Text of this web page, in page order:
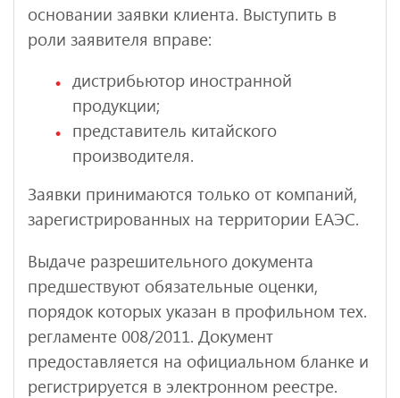
основании заявки клиента. Выступить в
роли заявителя вправе:
дистрибьютор иностранной
продукции;
представитель китайского
производителя.
Заявки принимаются только от компаний,
зарегистрированных на территории ЕАЭС.
Выдаче разрешительного документа
предшествуют обязательные оценки,
порядок которых указан в профильном тех.
регламенте 008/2011. Документ
предоставляется на официальном бланке и
регистрируется в электронном реестре.